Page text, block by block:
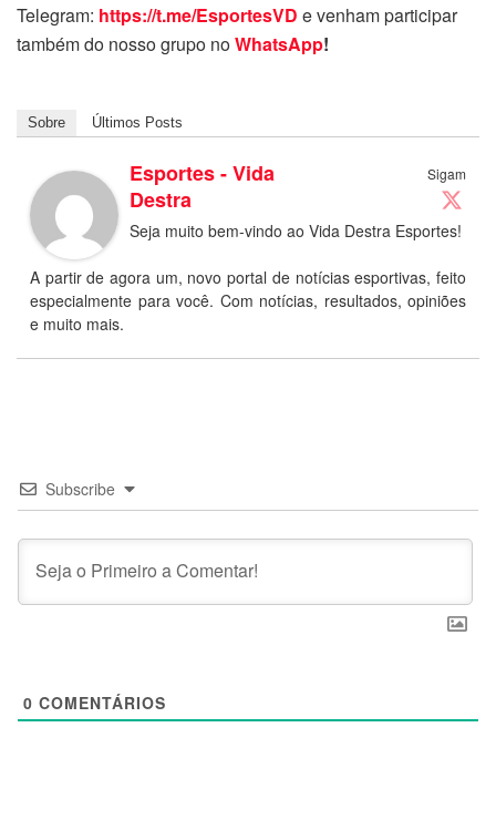
Telegram: https://t.me/EsportesVD e venham participar
também do nosso grupo noWhatsApp!
Sobre Últimos Posts
Sigam
Esportes - Vida
Destra
Seja muito bem-vindo ao Vida Destra Esportes!
A partir de agora um, novo portal de notícias esportivas, feito
especialmente para você. Com notícias, resultados, opiniões
e muito mais.
Subscribe
0 COMENTÁRIOS